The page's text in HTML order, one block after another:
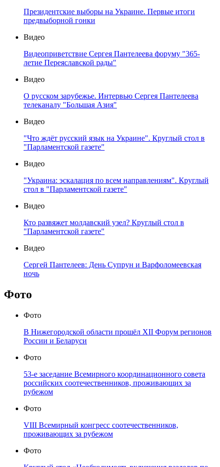
Президентские выборы на Украине. Первые итоги
предвыборной гонки
Видео
Видеоприветствие Сергея Пантелеева форуму "365-
летие Переяславской рады"
Видео
О русском зарубежье. Интервью Сергея Пантелеева
телеканалу "Большая Азия"
Видео
"Что ждёт русский язык на Украине". Круглый стол в
"Парламентской газете"
Видео
"Украина: эскалация по всем направлениям". Круглый
стол в "Парламентской газете"
Видео
Кто развяжет молдавский узел? Круглый стол в
"Парламентской газете"
Видео
Сергей Пантелеев: День Супрун и Варфоломеевская
ночь
Фото
Фото
В Нижегородской области прошёл XII Форум регионов
России и Беларуси
Фото
53-е заседание Всемирного координационного совета
российских соотечественников, проживающих за
рубежом
Фото
VIII Всемирный конгресс соотечественников,
проживающих за рубежом
Фото